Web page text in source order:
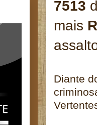
7513
mais
Diante